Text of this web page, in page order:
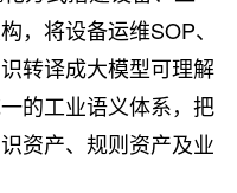
，将设备运维SOP、
转译成大模型可理解
的工业语义体系，把
资产、规则资产及业